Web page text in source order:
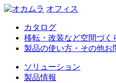
オフィス
カタログ
移転・改装など空間づく
製品の使い方・その他お
ソリューション
製品情報